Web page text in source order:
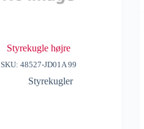
Styrekugle højre
SKU: 48527-JD01A 99
Styrekugler